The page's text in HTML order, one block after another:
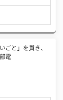
ごと」を貫き、
電